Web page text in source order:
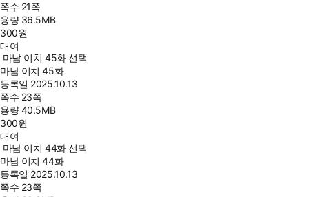
쪽수 21쪽
용량 36.5MB
300원
대여
마남 이치 45화 선택
마남 이치 45화
등록일 2025.10.13
쪽수 23쪽
용량40.5MB
300원
대여
마남 이치 44화 선택
마남 이치 44화
등록일 2025.10.13
쪽수 23쪽